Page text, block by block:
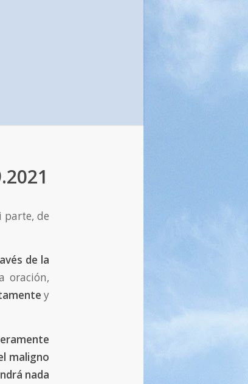
parte, de
de la
oración,
y
maligno
nada